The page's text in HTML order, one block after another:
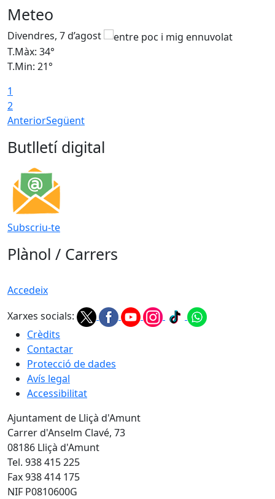
Meteo
Divendres, 7 d’agost
T.Màx: 34°
T.Min: 21°
1
2
AnteriorSegüent
Butlletí digital
Subscriu-te
Plànol / Carrers
Accedeix
Xarxes socials:
Crèdits
Contactar
Protecció de dades
Avís legal
Accessibilitat
Ajuntament de Lliçà d'Amunt
Carrer d'Anselm Clavé, 73
08186 Lliçà d'Amunt
Tel. 938 415 225
Fax 938 414 175
NIF P0810600G